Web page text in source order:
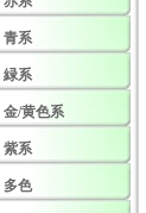
青系
緑系
金/黄色系
紫系
多色